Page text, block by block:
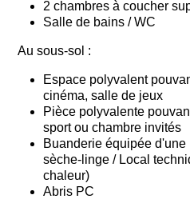
2 chambres à coucher
Salle de bains / WC
Au sous-sol :
Espace polyvalent
cinéma, salle de jeux
Pièce polyvalente
sport ou chambre invités
Buanderie équipée
sèche-linge / Local
chaleur)
Abris PC